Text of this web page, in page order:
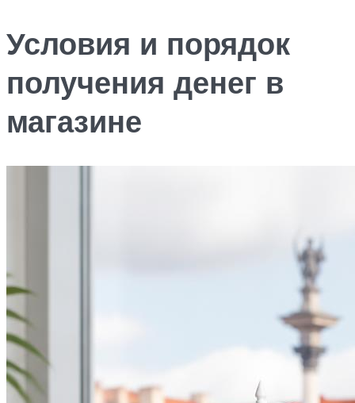
Условия и порядок
получения денег в
магазине